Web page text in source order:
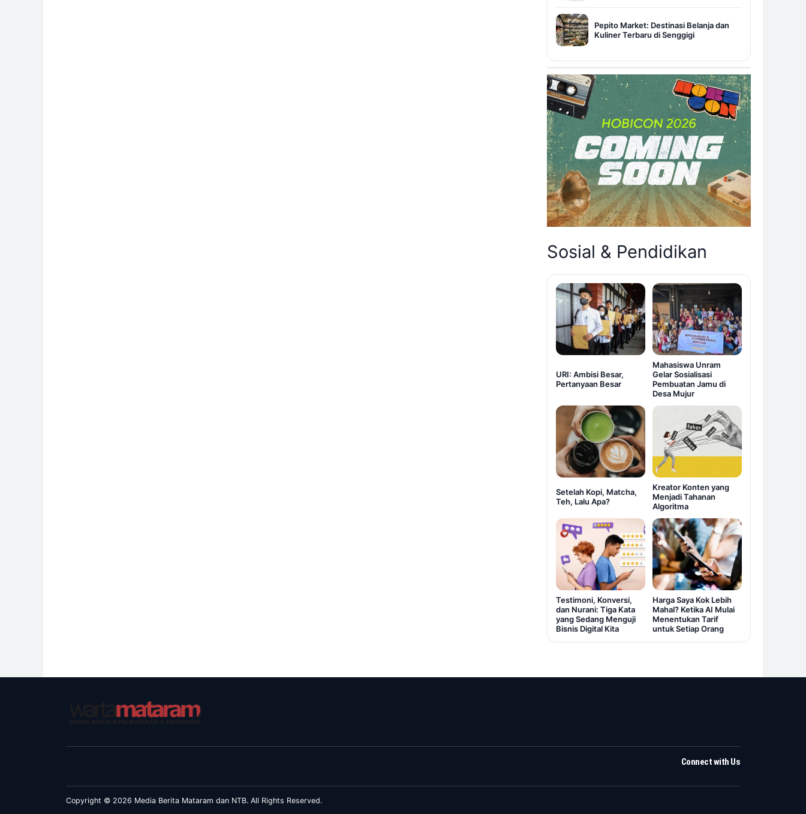
Pepito Market: Destinasi Belanja dan
Kuliner Terbaru di Senggigi
Sosial & Pendidikan
URI: Ambisi Besar,
Pertanyaan Besar
Mahasiswa Unram
Gelar Sosialisasi
Pembuatan Jamu di
Desa Mujur
Setelah Kopi, Matcha,
Teh, Lalu Apa?
Kreator Konten yang
Menjadi Tahanan
Algoritma
Testimoni, Konversi,
dan Nurani: Tiga Kata
yang Sedang Menguji
Bisnis Digital Kita
Harga Saya Kok Lebih
Mahal? Ketika AI Mulai
Menentukan Tarif
untuk Setiap Orang
Connect with Us
Copyright © 2026 Media Berita Mataram dan NTB. All Rights Reserved.